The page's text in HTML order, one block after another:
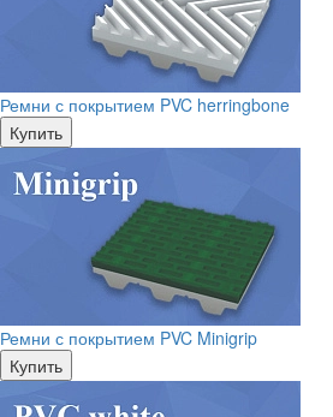
Ремни с покрытием PVC herringbone
Купить
Ремни с покрытием PVC Minigrip
Купить